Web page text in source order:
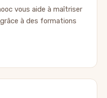
vous aide à maîtriser
à des formations